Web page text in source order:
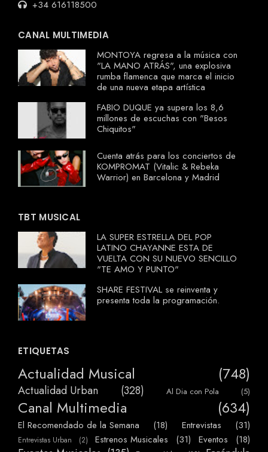
+34 616118500
CANAL MULTIMEDIA
MONTOYA regresa a la música con
"LA MANO ATRÁS", una explosiva
rumba flamenca que marca el inicio
de una nueva etapa artística
FABIO DUQUE ya supera los 8,6
millones de escuchas con "Besos
Chiquitos"
Cuenta atrás para los conciertos de
KOMPROMAT (Vitalic & Rebeka
Warrior) en Barcelona y Madrid
TBT MUSICAL
LA SUPER ESTRELLA DEL POP
LATINO CHAYANNE ESTA DE
VUELTA CON SU NUEVO SENCILLO
"TE AMO Y PUNTO"
SHARE FESTIVAL se reinventa y
presenta toda la programación.
ETIQUETAS
Actualidad Musical (748)
Actualidad Urban (328) Al Dia con Pola (5)
Canal Multimedia (634)
El Recomendado de la Semana (18) Entrevistas (31)
Entrevistas Urban (2) Estrenos Musicales (31) Eventos (18)